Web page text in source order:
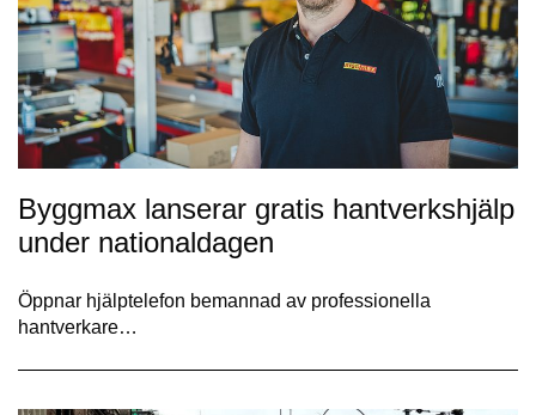
Byggmax lanserar gratis hantverkshjälp
under nationaldagen
Öppnar hjälptelefon bemannad av professionella
hantverkare…